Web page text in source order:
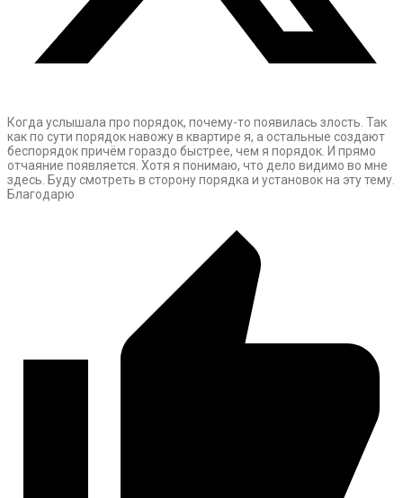
Когда услышала про порядок, почему-то появилась злость. Так
как по сути порядок навожу в квартире я, а остальные создают
беспорядок причём гораздо быстрее, чем я порядок. И прямо
отчаяние появляется. Хотя я понимаю, что дело видимо во мне
здесь. Буду смотреть в сторону порядка и установок на эту тему.
Благодарю